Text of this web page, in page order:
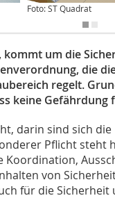
Foto: ST Quadrat
um die
die
regelt.
keine
darin sind sich
Pflicht
von
für die